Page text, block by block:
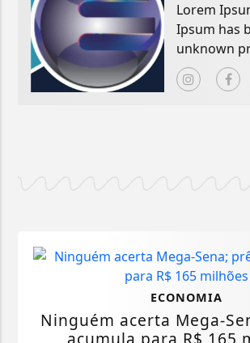
Lorem
Ipsum has
unknown
book.
ECONOMIA
Ninguém acerta Mega-